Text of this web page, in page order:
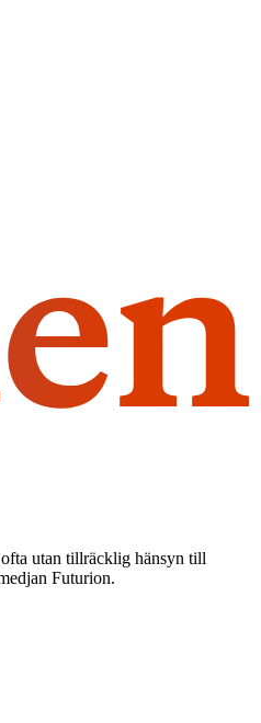
utan tillräcklig hänsyn till
Futurion.